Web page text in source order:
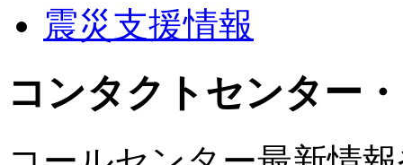
震災支援情報
コンタクトセンター